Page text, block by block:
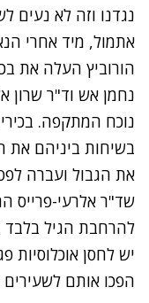
נגדנו וזה לא נעים
אתמול, מיד אחרי
הורוביץ העלה את
נחמן אש וד"ר שרון
נוכח המתקפה.
בשיחות ביניהם
את הגבול ועברה
שד"ר אלרעי-פרייס
להרחבת הגיל בלבד
יש לחסן אוכלוסיות
הפכו אותם לשעירים